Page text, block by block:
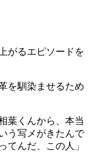
がるエピソードを
を馴染ませるため
葉くんから、本当
う写メがきたんで
てんだ、この人」